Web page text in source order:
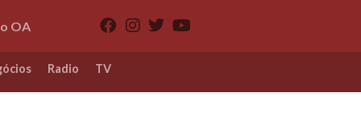
OA
Radio TV